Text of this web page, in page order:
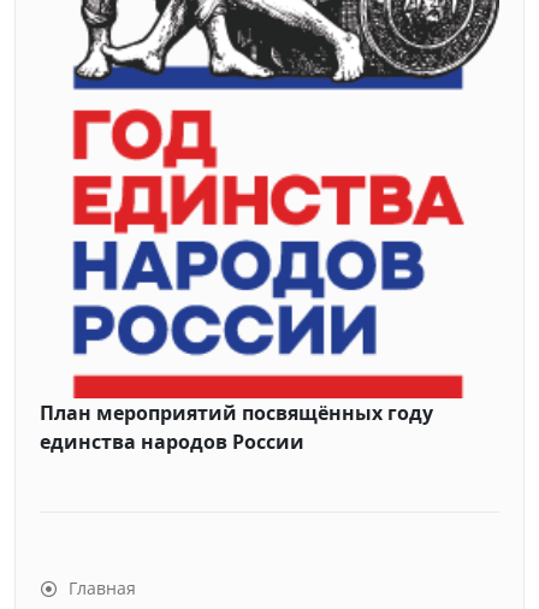
План мероприятий посвящённых году
единства народов России
Главная